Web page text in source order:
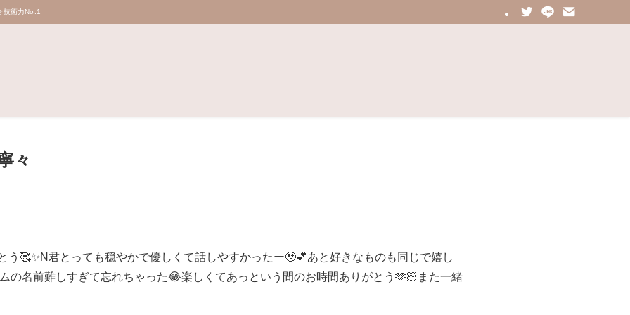
技術力No.1
々
う🥰✨N君とっても穏やかで優しくて話しやすかったー🥹💕あと好きなものも同じで嬉し
の名前難しすぎて忘れちゃった😂楽しくてあっという間のお時間ありがとう🫶🏻また一緒